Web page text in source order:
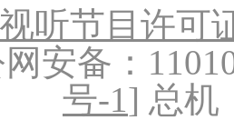
听节目许可
安备：
号-1] 总机